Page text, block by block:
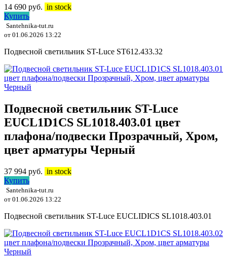
14 690 руб. in stock
Купить
Santehnika-tut.ru
от 01.06.2026 13:22
Подвесной светильник ST-Luce ST612.433.32
Подвесной светильник ST-Luce
EUCL1D1CS SL1018.403.01 цвет
плафона/подвески Прозрачный, Хром,
цвет арматуры Черный
37 994 руб. in stock
Купить
Santehnika-tut.ru
от 01.06.2026 13:22
Подвесной светильник ST-Luce EUCLIDICS SL1018.403.01